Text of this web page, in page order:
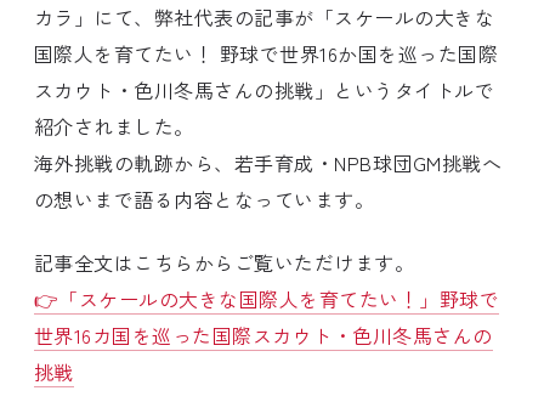
カラ」にて、弊社代表の記事が「スケールの大きな
国際人を育てたい！ 野球で世界16か国を巡った国際
スカウト・色川冬馬さんの挑戦」というタイトルで
紹介されました。
海外挑戦の軌跡から、若手育成・NPB球団GM挑戦へ
の想いまで語る内容となっています。
記事全文はこちらからご覧いただけます。
👉「スケールの大きな国際人を育てたい！」野球で
世界16カ国を巡った国際スカウト・色川冬馬さんの
挑戦